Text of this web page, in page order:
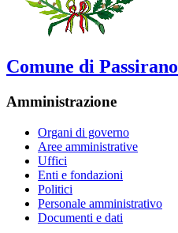
Comune di Passirano
Amministrazione
Organi di governo
Aree amministrative
Uffici
Enti e fondazioni
Politici
Personale amministrativo
Documenti e dati